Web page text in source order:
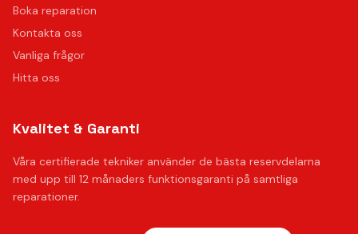
Boka reparation
Kontakta oss
Vanliga frågor
Hitta oss
Kvalitet & Garanti
Våra certifierade tekniker använder de bästa reservdelarna
med upp till 12 månaders funktionsgaranti på samtliga
reparationer.